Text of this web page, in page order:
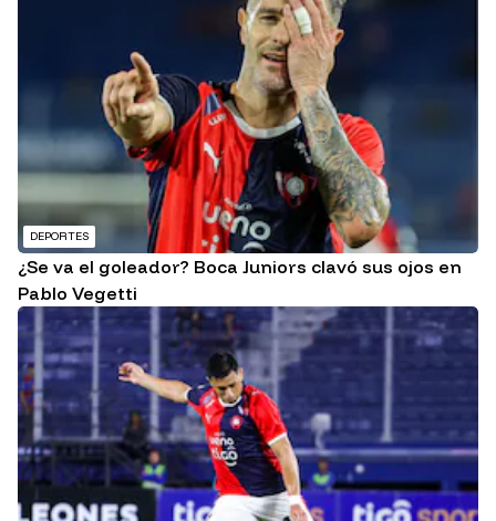
DEPORTES
¿Se va el goleador? Boca Juniors clavó sus ojos en
Pablo Vegetti